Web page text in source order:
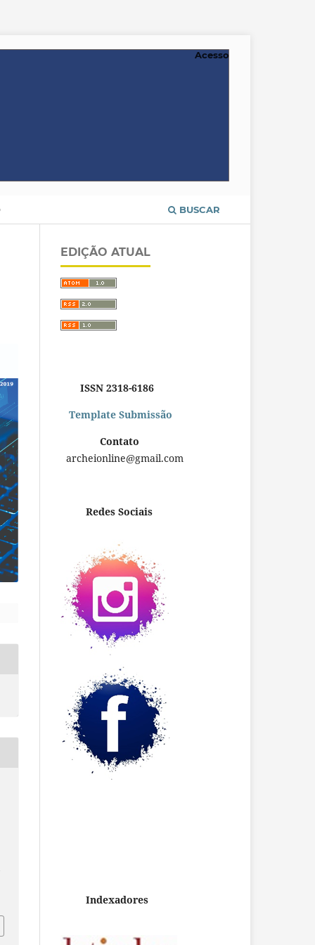
BUSCAR
Acesso
EDIÇÃO ATUAL
ISSN 2318-6186
Template Submissão
Contato
archeionline@gmail.com
Redes Sociais
Indexadores